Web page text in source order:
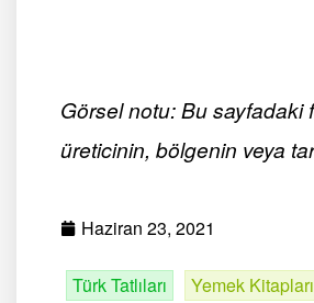
Görsel notu: Bu sayfadaki
üreticinin, bölgenin veya
Haziran 23, 2021
Türk Tatlıları Yemek Kitapları